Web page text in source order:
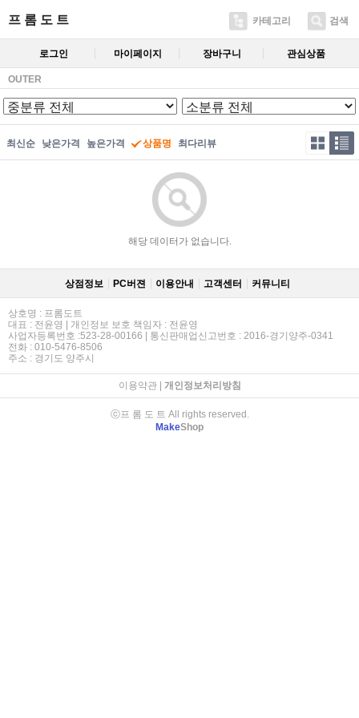
프 롬 도 트 카테고리 검색
로그인 마이페이지 장바구니 관심상품
OUTER
최신순 낮은가격 높은가격 상품명 최다리뷰
해당 데이터가 없습니다.
상점정보 PC버젼 이용안내 고객센터 커뮤니티
상호명 : 프롬도트
대표 : 전윤영 | 개인정보 보호 책임자 : 전윤영
사업자등록번호 :523-28-00166 | 통신판매업신고번호 : 2016-경기양주-0341
전화 : 010-5476-8506
주소 : 경기도 양주시
이용약관| 개인정보처리방침
ⓒ프 롬 도 트 All rights reserved.
MakeShop